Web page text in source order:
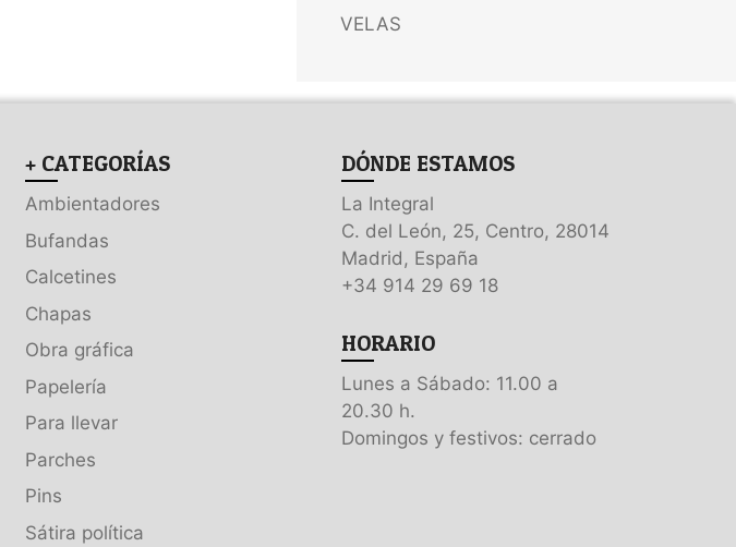
VELAS
+ CATEGORÍAS
Ambientadores
Bufandas
Calcetines
Chapas
Obra gráfica
Papelería
Para llevar
Parches
Pins
Sátira política
DÓNDE ESTAMOS
La Integral
C. del León, 25, Centro, 28014
Madrid, España
+34 914 29 69 18
HORARIO
Lunes a Sábado: 11.00 a
20.30 h.
Domingos y festivos: cerrado